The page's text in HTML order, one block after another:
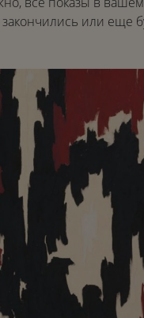
закончились или еще